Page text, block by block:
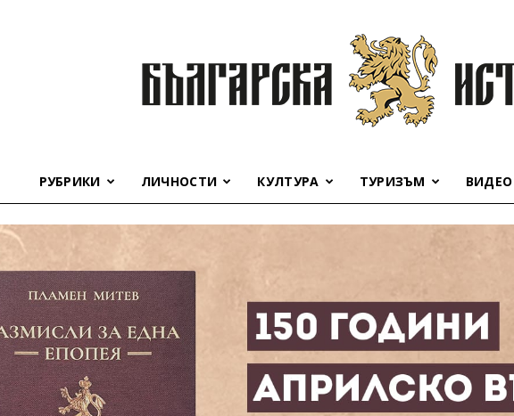
история
РУБРИКИ ЛИЧНОСТИ КУЛТУРА ТУРИЗЪМ ВИДЕО